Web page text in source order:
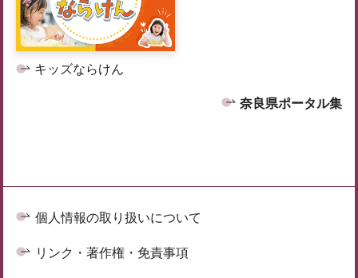
キッズならけん
奈良県ポータル集
個人情報の取り扱いについて
リンク・著作権・免責事項